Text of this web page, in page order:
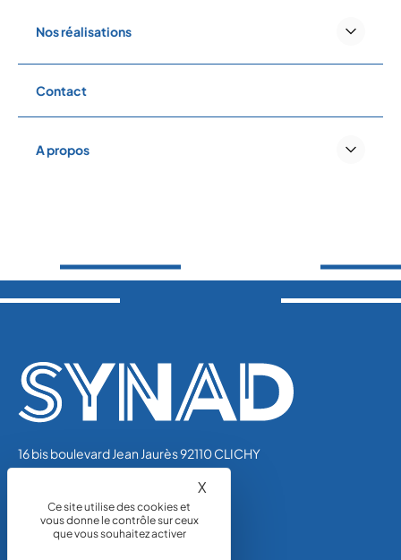
Nos réalisations
Contact
A propos
16 bis boulevard Jean Jaurès 92110 CLICHY
synad@unicem.fr
Ce site utilise des cookies et
vous donne le contrôle sur ceux
que vous souhaitez activer
X